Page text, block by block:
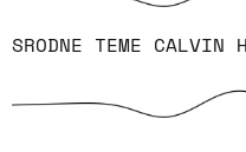
SRODNE TEME CALVIN